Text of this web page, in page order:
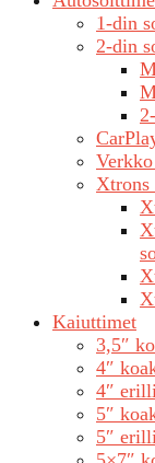
1-din
2-din
Xtrons
Kaiuttimet
3,5″
4″
4″
5″
5″